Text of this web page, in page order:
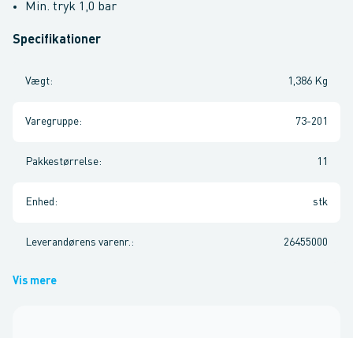
Min. tryk 1,0 bar
Specifikationer
Vægt: 1,386 Kg
Varegruppe: 73-201
Pakkestørrelse: 11
Enhed : stk
Leverandørens varenr. : 26455000
Vis mere